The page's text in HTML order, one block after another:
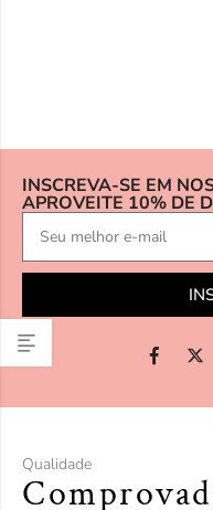
INSCREVA-SE EM
APROVEITE 10% DE
Qualidade